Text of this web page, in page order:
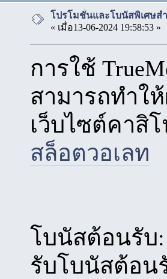
โปรโมชั่นและโบนัสพิเศษสำ
« เมื่อ13-06-2024 19:58:53 »
การใช้
สามารถทำใ
เว็บไซต์คาสิ
สล็อตวอเลท
โบนัสต้อนรับ:
รับโบนัสต้อน